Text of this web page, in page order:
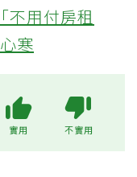
不用付房租
寒
實用 不實用